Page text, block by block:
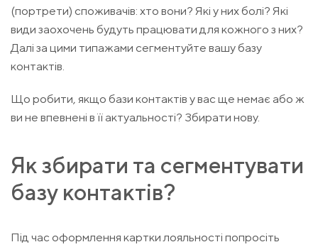
(портрети) споживачів: хто вони? Які у них болі? Які
види заохочень будуть працювати для кожного з них?
Далі за цими типажами сегментуйте вашу базу
контактів.
Що робити, якщо бази контактів у вас ще немає або ж
ви не впевнені в її актуальності? Збирати нову.
Як збирати та сегментувати
базу контактів?
Під час оформлення картки лояльності попросіть